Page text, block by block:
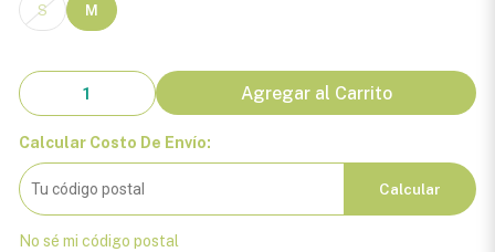
S M
Agregar al Carrito
Calcular Costo De Envío:
Calcular
No sé mi código postal